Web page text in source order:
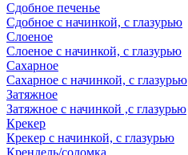
Сдобное печенье
Сдобное с начинкой, с глазурью
Слоеное
Слоеное с начинкой, с глазурью
Сахарное
Сахарное с начинкой, с глазурью
Затяжное
Затяжное с начинкой ,с глазурью
Крекер
Крекер с начинкой, с глазурью
Крендель/соломка